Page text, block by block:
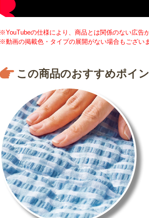
※YouTubeの仕様により、商品とは関係のない広告
※動画の掲載色・タイプの展開がない場合もございま
この商品のおすすめポイ